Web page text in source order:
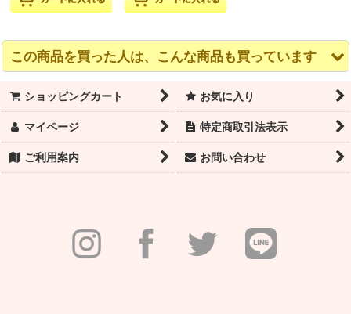
この商品を買った人は、こんな商品も買っています
(税込) 9,900 (税込)
子供サイズ｜予約注文
（納期約1ヶ月）
ショッピングカート お気に入り
マイページ 特定商取引法表示
ご利用案内 お問い合わせ